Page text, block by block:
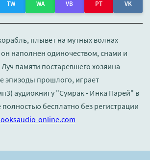
TW WA VB PT VK
плывет на мутных волнах
наполнен одиночеством, снами и
памяти постаревшего хозяина
эпизоды прошлого, играет
аудиокнигу "Сумрак - Инка Парей" в
бесплатно без регистрации
online.com